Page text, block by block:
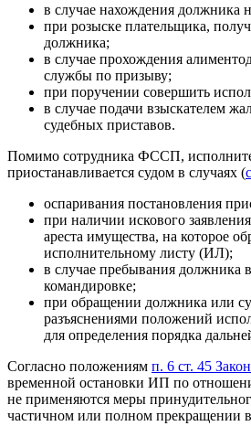
в случае нахождения должника
при розыске плательщика,
должника;
в случае прохождения
службы по призыву;
при поручении совершить
в случае подачи взыскателем
судебных приставов.
Помимо сотрудника ФССП,
приостанавливается судом в случаях (
оспаривания постановления
при наличии искового
ареста имущества, на которое
исполнительному листу (ИЛ);
в случае пребывания должника
командировке;
при обращении должника или
разъяснениями положений
для определения порядка
Согласно положениям п. 6 ст. 45
временной остановки ИП по
не применяются меры
частичном или полном прекращении